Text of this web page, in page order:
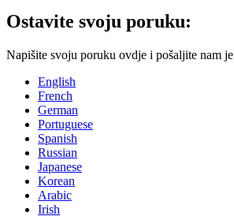
Ostavite svoju poruku:
Napišite svoju poruku ovdje i pošaljite nam je
English
French
German
Portuguese
Spanish
Russian
Japanese
Korean
Arabic
Irish